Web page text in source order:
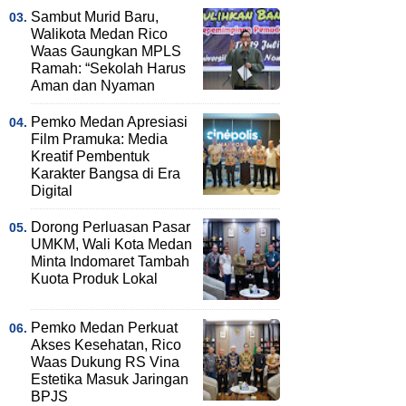
Sambut Murid Baru,
Walikota Medan Rico
Waas Gaungkan MPLS
Ramah: “Sekolah Harus
Aman dan Nyaman
Pemko Medan Apresiasi
Film Pramuka: Media
Kreatif Pembentuk
Karakter Bangsa di Era
Digital
Dorong Perluasan Pasar
UMKM, Wali Kota Medan
Minta Indomaret Tambah
Kuota Produk Lokal
Pemko Medan Perkuat
Akses Kesehatan, Rico
Waas Dukung RS Vina
Estetika Masuk Jaringan
BPJS